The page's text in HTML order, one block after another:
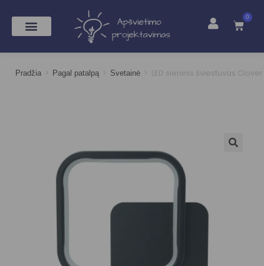
0
Pradžia > Pagal patalpą > Svetainė > LED sieninis šviestuvas